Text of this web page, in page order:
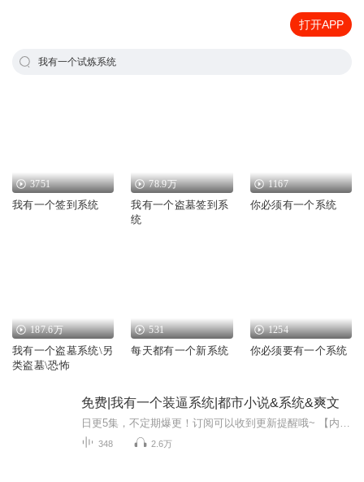
打开APP
我有一个试炼系统
3751
我有一个签到系统
78.9万
我有一个盗墓签到系
统
1167
你必须有一个系统
187.6万
我有一个盗墓系统\另
类盗墓\恐怖
531
每天都有一个新系统
1254
你必须要有一个系统
免费|我有一个装逼系统|都市小说&系统&爽文
348 2.6万